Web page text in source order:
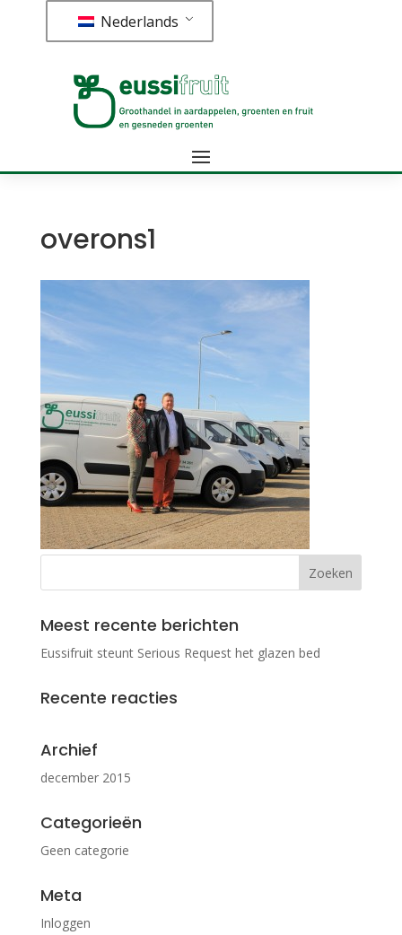
Nederlands
overons1
Meest recente berichten
Eussifruit steunt Serious Request het glazen bed
Recente reacties
Archief
december 2015
Categorieën
Geen categorie
Meta
Inloggen